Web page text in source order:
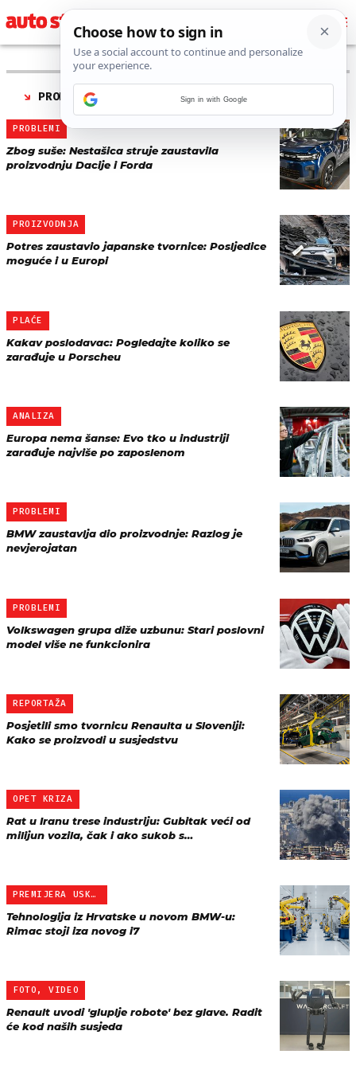
PRONAĐENO 62 REZULTATA ZA TAG “
PROBLEMI
Zbog suše: Nestašica struje zaustavila
proizvodnju Dacije i Forda
PROIZVODNJA
Potres zaustavio japanske tvornice: Posljedice
moguće i u Europi
PLAĆE
Kakav poslodavac: Pogledajte koliko se
zarađuje u Porscheu
ANALIZA
Europa nema šanse: Evo tko u industriji
zarađuje najviše po zaposlenom
PROBLEMI
BMW zaustavlja dio proizvodnje: Razlog je
nevjerojatan
PROBLEMI
Volkswagen grupa diže uzbunu: Stari poslovni
model više ne funkcionira
REPORTAŽA
Posjetili smo tvornicu Renaulta u Sloveniji:
Kako se proizvodi u susjedstvu
OPET KRIZA
Rat u Iranu trese industriju: Gubitak veći od
milijun vozila, čak i ako sukob s…
PREMIJERA USKORO
Tehnologija iz Hrvatske u novom BMW-u:
Rimac stoji iza novog i7
FOTO, VIDEO
Renault uvodi 'gluplje robote' bez glave. Radit
će kod naših susjeda
Sign in with Google